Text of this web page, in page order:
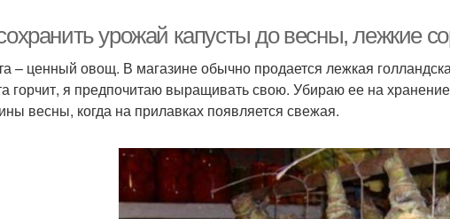
урожай капусты до весны, лежкие
– ценный овощ. В магазине обычно продается лежкая
горчит, я предпочитаю выращивать свою. Убираю ее на
весны, когда на прилавках появляется свежая.